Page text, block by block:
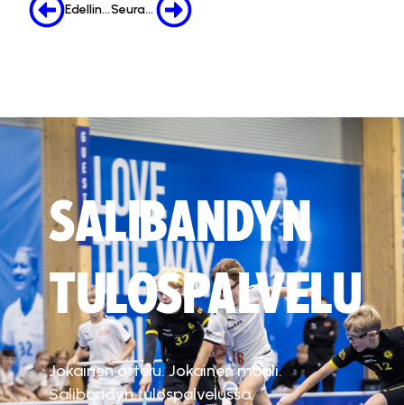
Edellinen Seuraava
SALIBANDYN
TULOSPALVELU
Jokainen ottelu. Jokainen maali.
Salibandyn tulospalvelussa.